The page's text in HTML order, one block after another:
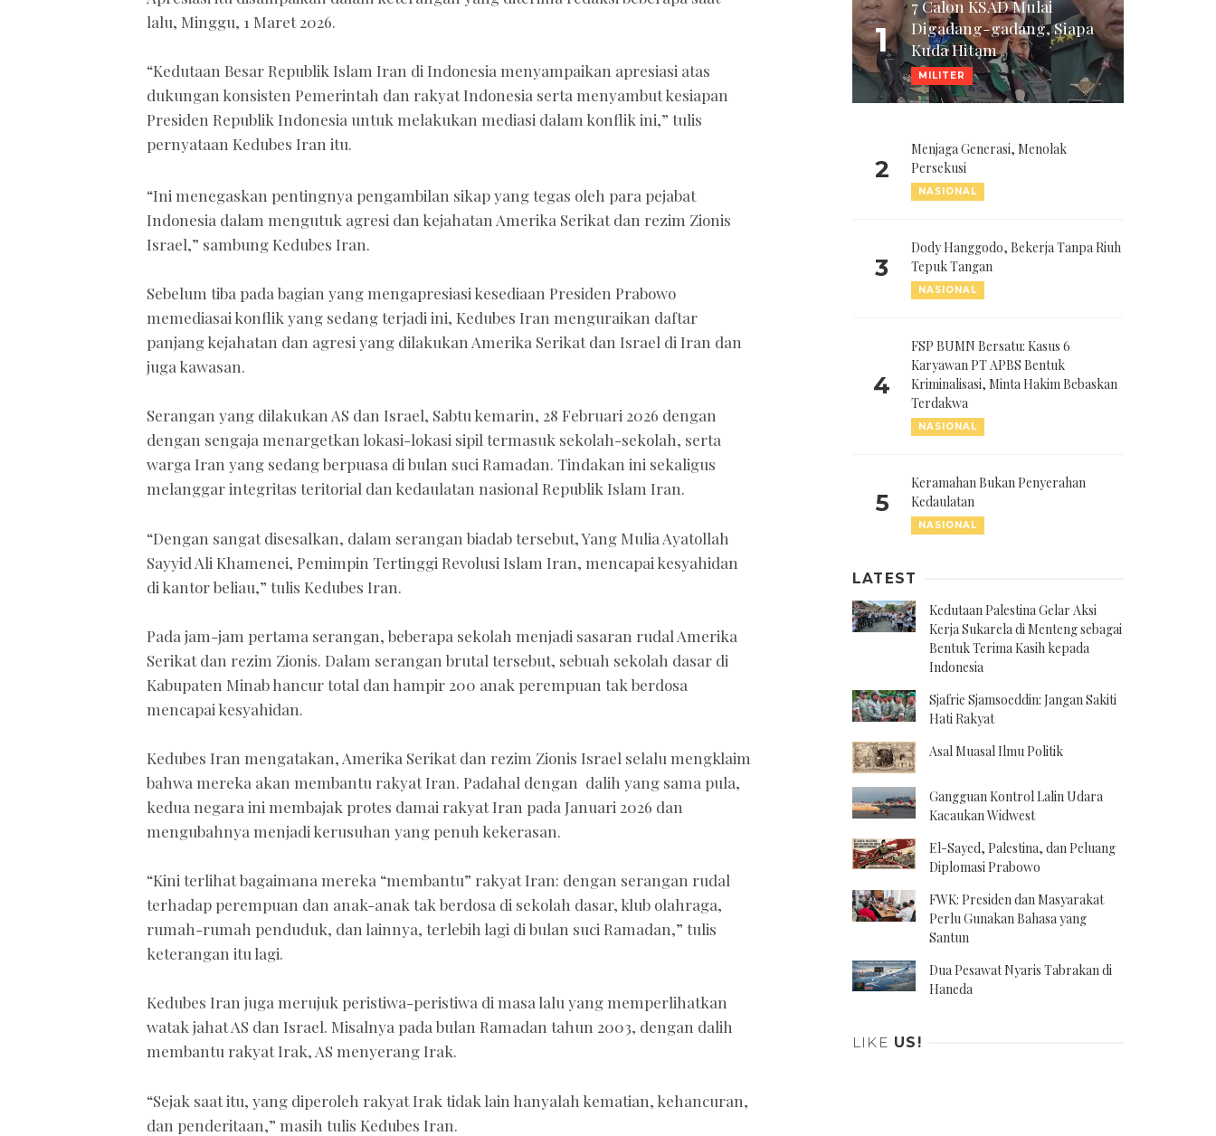
lalu, Minggu, 1 Maret 2026.
“Kedutaan Besar Republik Islam Iran di Indonesia menyampaikan apresiasi atas
dukungan konsisten Pemerintah dan rakyat Indonesia serta menyambut kesiapan
Presiden Republik Indonesia untuk melakukan mediasi dalam konflik ini,” tulis
pernyataan Kedubes Iran itu.
“Ini menegaskan pentingnya pengambilan sikap yang tegas oleh para pejabat
Indonesia dalam mengutuk agresi dan kejahatan Amerika Serikat dan rezim Zionis
Israel,” sambung Kedubes Iran.
Sebelum tiba pada bagian yang mengapresiasi kesediaan Presiden Prabowo
memediasai konflik yang sedang terjadi ini, Kedubes Iran menguraikan daftar
panjang kejahatan dan agresi yang dilakukan Amerika Serikat dan Israel di Iran dan
juga kawasan.
Serangan yang dilakukan AS dan Israel, Sabtu kemarin, 28 Februari 2026 dengan
dengan sengaja menargetkan lokasi-lokasi sipil termasuk sekolah-sekolah, serta
warga Iran yang sedang berpuasa di bulan suci Ramadan. Tindakan ini sekaligus
melanggar integritas teritorial dan kedaulatan nasional Republik Islam Iran.
“Dengan sangat disesalkan, dalam serangan biadab tersebut, Yang Mulia Ayatollah
Sayyid Ali Khamenei, Pemimpin Tertinggi Revolusi Islam Iran, mencapai kesyahidan
di kantor beliau,” tulis Kedubes Iran.
Pada jam-jam pertama serangan, beberapa sekolah menjadi sasaran rudal Amerika
Serikat dan rezim Zionis. Dalam serangan brutal tersebut, sebuah sekolah dasar di
Kabupaten Minab hancur total dan hampir 200 anak perempuan tak berdosa
mencapai kesyahidan.
Kedubes Iran mengatakan, Amerika Serikat dan rezim Zionis Israel selalu mengklaim
bahwa mereka akan membantu rakyat Iran. Padahal dengan dalih yang sama pula,
kedua negara ini membajak protes damai rakyat Iran pada Januari 2026 dan
mengubahnya menjadi kerusuhan yang penuh kekerasan.
“Kini terlihat bagaimana mereka “membantu” rakyat Iran: dengan serangan rudal
terhadap perempuan dan anak-anak tak berdosa di sekolah dasar, klub olahraga,
rumah-rumah penduduk, dan lainnya, terlebih lagi di bulan suci Ramadan,” tulis
keterangan itu lagi.
Kedubes Iran juga merujuk peristiwa-peristiwa di masa lalu yang memperlihatkan
watak jahat AS dan Israel. Misalnya pada bulan Ramadan tahun 2003, dengan dalih
membantu rakyat Irak, AS menyerang Irak.
“Sejak saat itu, yang diperoleh rakyat Irak tidak lain hanyalah kematian, kehancuran,
dan penderitaan,” masih tulis Kedubes Iran.
1
7 Calon KSAD Mulai
Digadang-gadang, Siapa
Kuda Hitam
MILITER
2
Menjaga Generasi, Menolak
Persekusi
NASIONAL
3
Dody Hanggodo, Bekerja Tanpa Riuh
Tepuk Tangan
NASIONAL
4
FSP BUMN Bersatu: Kasus 6
Karyawan PT APBS Bentuk
Kriminalisasi, Minta Hakim Bebaskan
Terdakwa
NASIONAL
5
Keramahan Bukan Penyerahan
Kedaulatan
NASIONAL
LATEST
Kedutaan Palestina Gelar Aksi
Kerja Sukarela di Menteng sebagai
Bentuk Terima Kasih kepada
Indonesia
Sjafrie Sjamsoeddin: Jangan Sakiti
Hati Rakyat
Asal Muasal Ilmu Politik
Gangguan Kontrol Lalin Udara
Kacaukan Widwest
El-Sayed, Palestina, dan Peluang
Diplomasi Prabowo
FWK: Presiden dan Masyarakat
Perlu Gunakan Bahasa yang
Santun
Dua Pesawat Nyaris Tabrakan di
Haneda
LIKE US!